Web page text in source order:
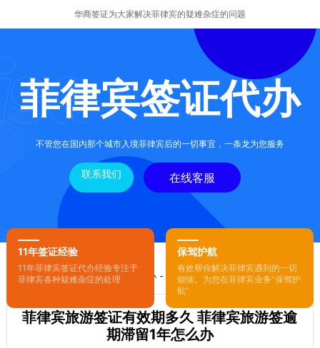
华商签证为大家解决菲律宾的疑难杂症的问题
菲律宾签证代办
不管您在国内那个城市入境菲律宾后的一切事宜，一条龙为您服务
联系我们 在线客服
11年签证经验
11年菲律宾签证代办经验专注于
菲律宾各种疑难杂症的处理
保驾护航
有效帮你解决菲律宾遇到的一切
烦恼。为您在菲律宾业务“保驾护
航”
您的位置：首页-菲律宾签证代办- 正文
菲律宾旅游签证有效期多久 菲律宾旅游签逾
期滞留1年怎么办